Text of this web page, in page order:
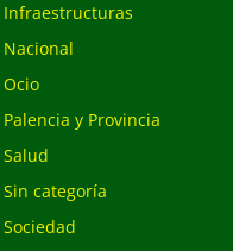
Infraestructuras
Nacional
Ocio
Palencia y Provincia
Salud
Sin categoría
Sociedad